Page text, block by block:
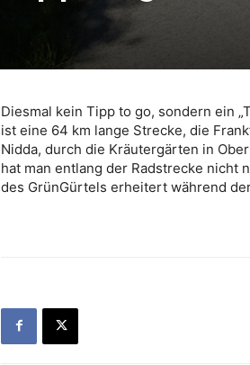
Diesmal kein Tipp to go, sondern ein
ist eine 64 km lange Strecke, die
Nidda, durch die Kräutergärten in
hat man entlang der Radstrecke nicht
des GrünGürtels erheitert während